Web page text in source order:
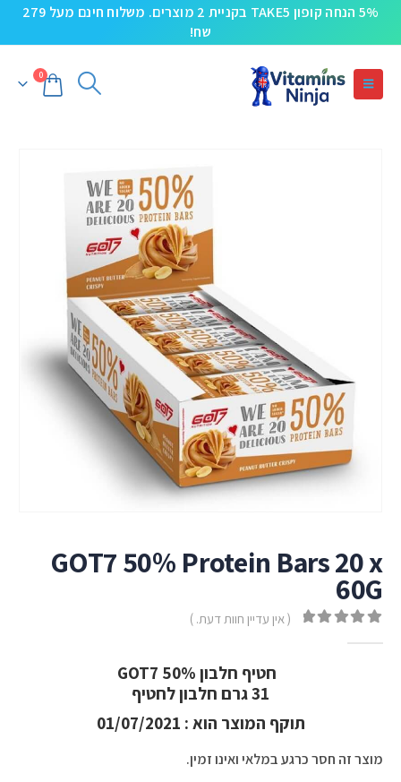
5% הנחה קופון TAKE5 בקניית 2 מוצרים. משלוח חינם מעל 279
שח!
0
GOT7 50% Protein Bars 20 x
60G
( אין עדיין חוות דעת. )
חטיף חלבון GOT7 50%
31 גרם חלבון לחטיף
תוקף המוצר הוא : 01/07/2021
מוצר זה חסר כרגע במלאי ואינו זמין.